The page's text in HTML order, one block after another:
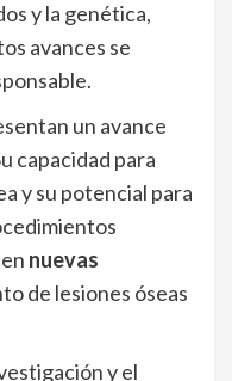
y la genética,
avances se
un avance
capacidad para
y su potencial para
nuevas
de lesiones óseas
y el